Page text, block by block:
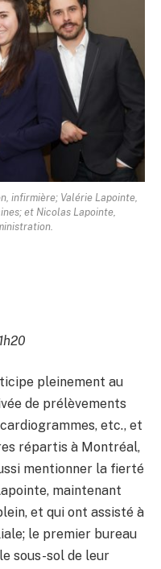
infirmière; Valérie Lapointe,
et Nicolas Lapointe,
pleinement au
de prélèvements
etc., et
répartis à Montréal,
mentionner la fierté
maintenant
et qui ont assisté à
le premier bureau
sous-sol de leur